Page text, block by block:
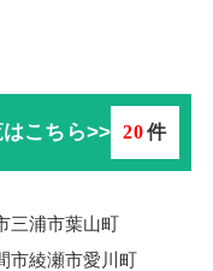
こちら>> 20件
三浦市葉山町
市綾瀬市愛川町